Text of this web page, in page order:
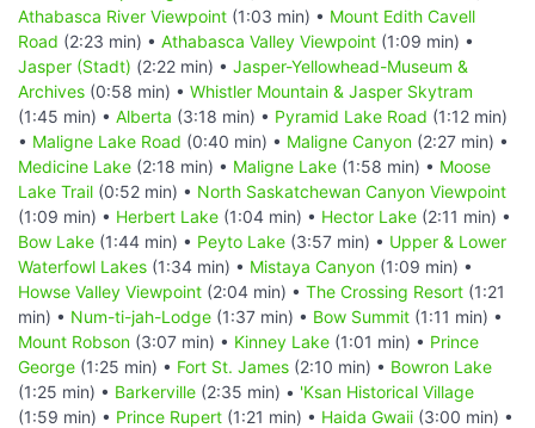
Athabasca River Viewpoint (1:03 min) • Mount Edith Cavell
Road (2:23 min) • Athabasca Valley Viewpoint (1:09 min) •
Jasper (Stadt) (2:22 min) • Jasper-Yellowhead-Museum &
Archives (0:58 min) • Whistler Mountain & Jasper Skytram
(1:45 min) • Alberta (3:18 min) • Pyramid Lake Road (1:12 min)
• Maligne Lake Road (0:40 min) • Maligne Canyon (2:27 min) •
Medicine Lake (2:18 min) • Maligne Lake (1:58 min) • Moose
Lake Trail (0:52 min) • North Saskatchewan Canyon Viewpoint
(1:09 min) • Herbert Lake (1:04 min) • Hector Lake (2:11 min) •
Bow Lake (1:44 min) • Peyto Lake (3:57 min) • Upper & Lower
Waterfowl Lakes (1:34 min) • Mistaya Canyon (1:09 min) •
Howse Valley Viewpoint (2:04 min) • The Crossing Resort (1:21
min) • Num-ti-jah-Lodge (1:37 min) • Bow Summit (1:11 min) •
Mount Robson (3:07 min) • Kinney Lake (1:01 min) • Prince
George (1:25 min) • Fort St. James (2:10 min) • Bowron Lake
(1:25 min) • Barkerville (2:35 min) • 'Ksan Historical Village
(1:59 min) • Prince Rupert (1:21 min) • Haida Gwaii (3:00 min) •